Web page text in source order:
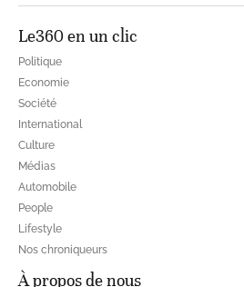
Le360 en un clic
Politique
Economie
Société
International
Culture
Médias
Automobile
People
Lifestyle
Nos chroniqueurs
À propos de nous